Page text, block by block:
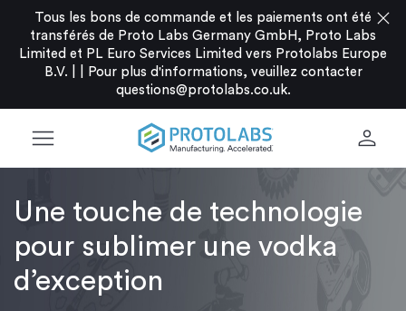
Tous les bons de commande et les paiements ont été
transférés de Proto Labs Germany GmbH, Proto Labs
Limited et PL Euro Services Limited vers Protolabs Europe
B.V. |
Pour plus d'informations, veuillez contacter
questions@protolabs.co.uk.
close
menu person
Une touche de technologie
pour sublimer une vodka
d’exception